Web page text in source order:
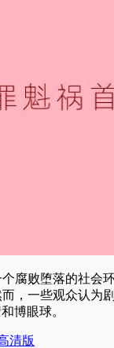
腐败堕落的社会
，一些观众认为
博眼球。
清版